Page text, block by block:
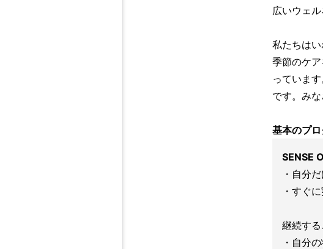
広いウェ
私たちは
季節のケ
っていま
です。み
基本のプ
SENSE
・自分
・すぐ
継続す
・自分